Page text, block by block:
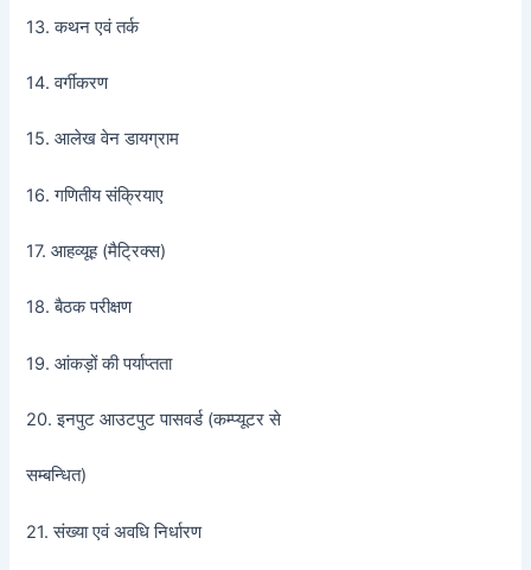
13. कथन एवं तर्क
14. वर्गीकरण
15. आलेख वेन डायग्राम
16. गणितीय संक्रियाए
17. आहव्यूह (मैट्रिक्स)
18. बैठक परीक्षण
19. आंकड़ों की पर्याप्तता
20. इनपुट आउटपुट पासवर्ड (कम्प्यूटर से
सम्बन्धित)
21. संख्या एवं अवधि निर्धारण